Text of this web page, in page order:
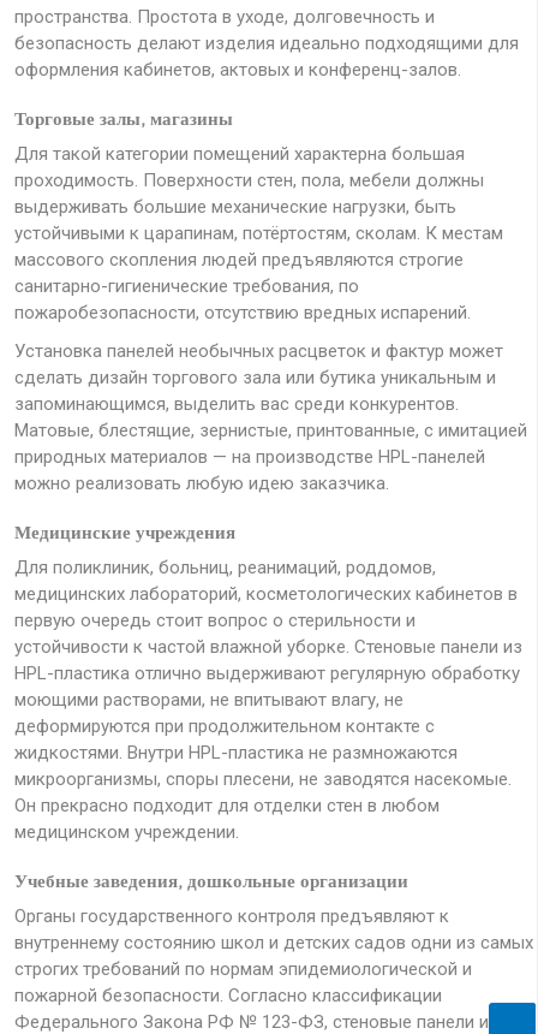
пространства. Простота в уходе, долговечность и
безопасность делают изделия идеально подходящими для
оформления кабинетов, актовых и конференц-залов.
Торговые залы, магазины
Для такой категории помещений характерна большая
проходимость. Поверхности стен, пола, мебели должны
выдерживать большие механические нагрузки, быть
устойчивыми к царапинам, потёртостям, сколам. К местам
массового скопления людей предъявляются строгие
санитарно-гигиенические требования, по
пожаробезопасности, отсутствию вредных испарений.
Установка панелей необычных расцветок и фактур может
сделать дизайн торгового зала или бутика уникальным и
запоминающимся, выделить вас среди конкурентов.
Матовые, блестящие, зернистые, принтованные, с имитацией
природных материалов — на производстве HPL-панелей
можно реализовать любую идею заказчика.
Медицинские учреждения
Для поликлиник, больниц, реанимаций, роддомов,
медицинских лабораторий, косметологических кабинетов в
первую очередь стоит вопрос о стерильности и
устойчивости к частой влажной уборке. Стеновые панели из
HPL-пластика отлично выдерживают регулярную обработку
моющими растворами, не впитывают влагу, не
деформируются при продолжительном контакте с
жидкостями. Внутри HPL-пластика не размножаются
микроорганизмы, споры плесени, не заводятся насекомые.
Он прекрасно подходит для отделки стен в любом
медицинском учреждении.
Учебные заведения, дошкольные организации
Органы государственного контроля предъявляют к
внутреннему состоянию школ и детских садов одни из самых
строгих требований по нормам эпидемиологической и
пожарной безопасности. Согласно классификации
Федерального Закона РФ № 123-ФЗ, стеновые панели из